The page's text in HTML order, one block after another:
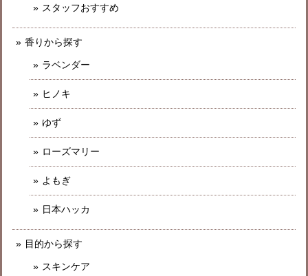
スタッフおすすめ
香りから探す
ラベンダー
ヒノキ
ゆず
ローズマリー
よもぎ
日本ハッカ
目的から探す
スキンケア